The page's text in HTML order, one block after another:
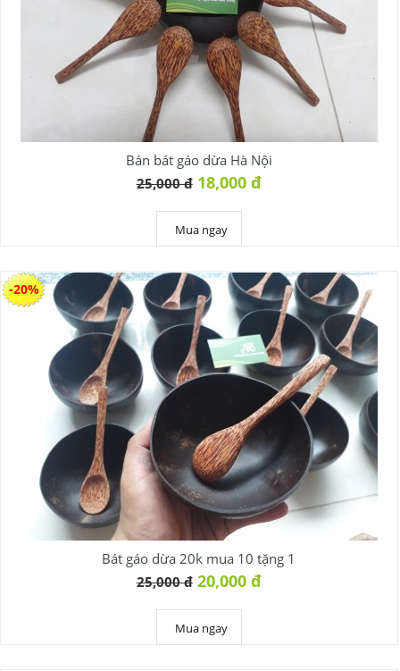
Bán bát gáo dừa Hà Nội
25,000 đ 18,000 đ
Mua ngay
Bát gáo dừa 20k mua 10 tặng 1
25,000 đ 20,000 đ
Mua ngay
-20%